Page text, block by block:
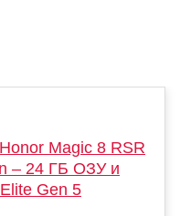
Magic 8 RSR
– 24 ГБ ОЗУ и
Gen 5